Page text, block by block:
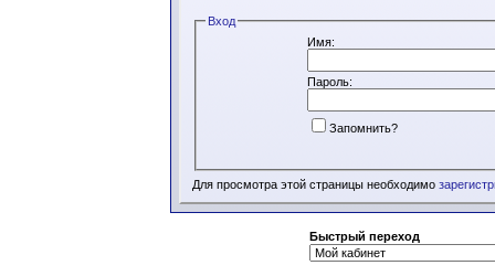
Вход
Имя:
Пароль:
Запомнить?
Для просмотра этой страницы необходимо
Быстрый переход